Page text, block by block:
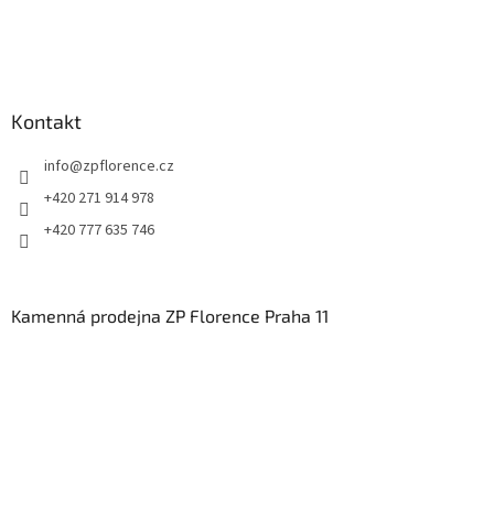
Kontakt
info@zpflorence.cz
+420 271 914 978
+420 777 635 746
Kamenná prodejna ZP Florence Praha 11